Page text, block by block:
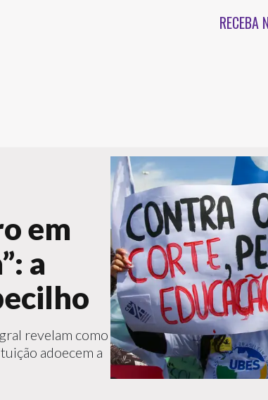
RECEBA
em
a
revelam como
adoecem a